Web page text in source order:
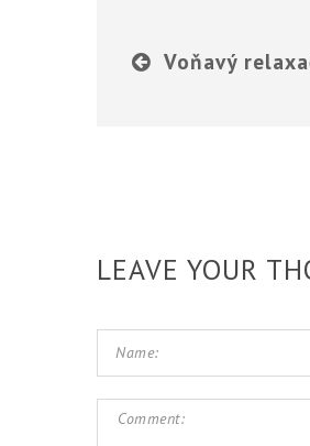
Voňavý
LEAVE YOUR